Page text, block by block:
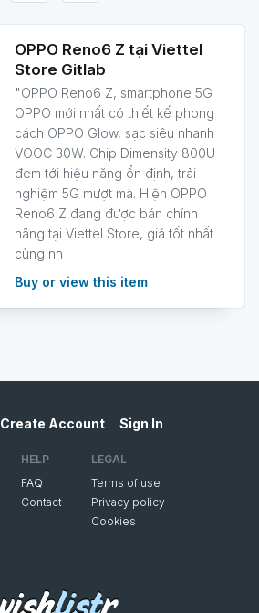
OPPO Reno6 Z tại Viettel
Store Gitlab
"OPPO Reno6 Z, smartphone 5G
OPPO mới nhất có thiết kế phong
cách OPPO Glow, sạc siêu nhanh
VOOC 30W. Chip Dimensity 800U
đem tới hiệu năng ổn định, trải
nghiệm 5G mượt mà. Hiện OPPO
Reno6 Z đang được bán chính
hãng tại Viettel Store, giá tốt nhất
cùng nh
Buy or view this item
Create Account Sign In
HELP
FAQ
Contact
LEGAL
Terms of use
Privacy policy
Cookies